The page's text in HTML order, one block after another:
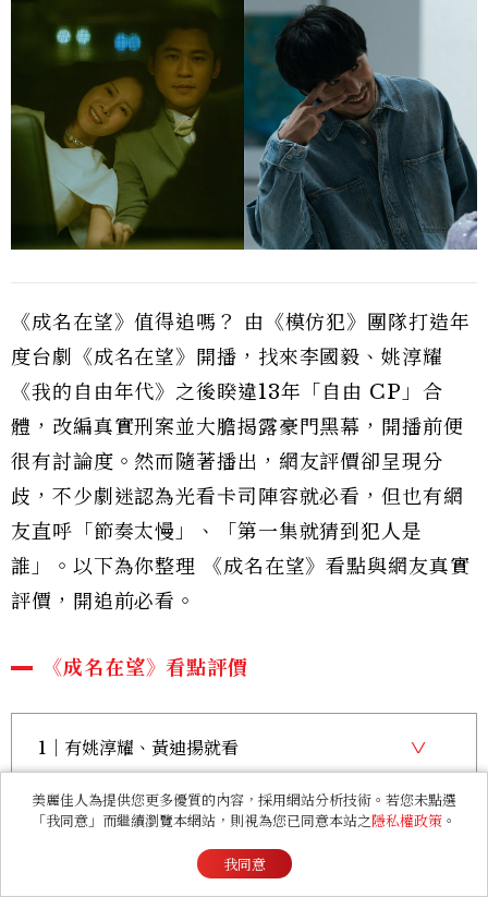
《成名在望》值得追嗎？ 由《模仿犯》團隊打造年
度台劇《成名在望》開播，找來李國毅、姚淳耀
《我的自由年代》之後睽違13年「自由 CP」合
體，改編真實刑案並大膽揭露豪門黑幕，開播前便
很有討論度。然而隨著播出，網友評價卻呈現分
歧，不少劇迷認為光看卡司陣容就必看，但也有網
友直呼「節奏太慢」、「第一集就猜到犯人是
誰」。以下為你整理 《成名在望》看點與網友真實
評價，開追前必看。
《成名在望》看點評價
1｜有姚淳耀、黃迪揚就看
2｜劇情改編真實刑案
3｜《模仿犯》團隊、日本攝影
4｜蔡亘晏、管罄是同學
美麗佳人為提供您更多優質的內容，採用網站分析技術。若您未點選
「我同意」而繼續瀏覽本網站，則視為您已同意本站之隱私權政策 。
我同意